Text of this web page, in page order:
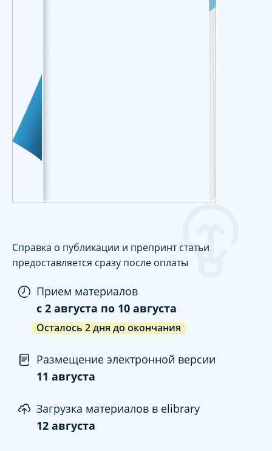
Справка о публикации и препринт статьи
предоставляется сразу после оплаты
Прием материалов
c 2 августа по 10 августа
Осталось 2дня до окончания
Размещение электронной версии
11 августа
Загрузка материалов в elibrary
12 августа